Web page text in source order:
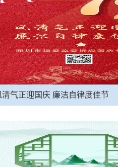
清气正迎国庆 廉洁自律度佳节